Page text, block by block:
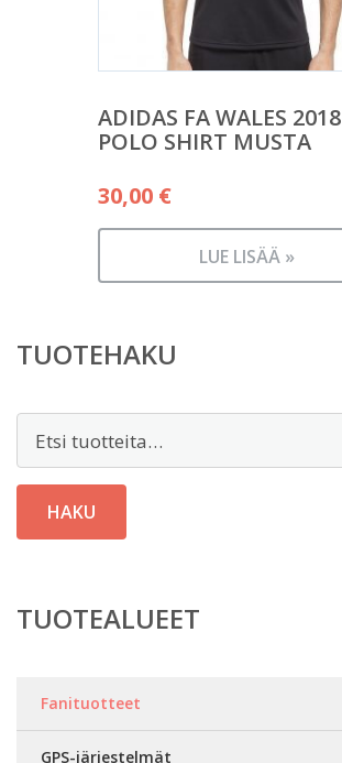
ADIDAS FA WALES 2018
POLO SHIRT MUSTA
30,00 €
LUE LISÄÄ »
TUOTEHAKU
HAKU
TUOTEALUEET
Fanituotteet
GPS-järjestelmät